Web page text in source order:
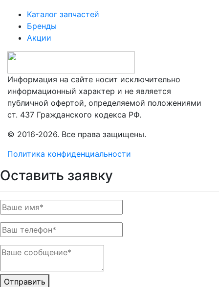
Информация на сайте носит исключительно
информационный характер и не является
публичной офертой, определяемой положениями
ст. 437 Гражданского кодекса РФ.
Каталог запчастей
Бренды
Акции
© 2016-2026. Все права защищены.
Политика конфиденциальности
Оставить заявку
Отправить